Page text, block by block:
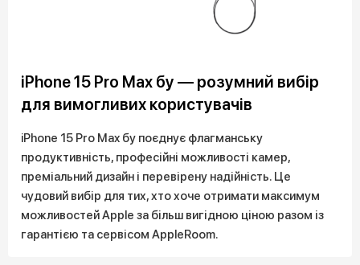
iPhone 15 Pro Max бу — розумний вибір
для вимогливих користувачів
iPhone 15 Pro Max бу поєднує флагманську
продуктивність, професійні можливості камер,
преміальний дизайн і перевірену надійність. Це
чудовий вибір для тих, хто хоче отримати максимум
можливостей Apple за більш вигідною ціною разом із
гарантією та сервісом AppleRoom.